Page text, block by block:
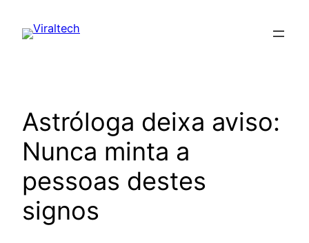
para
Astróloga deixa aviso:
Nunca minta a
pessoas destes
signos